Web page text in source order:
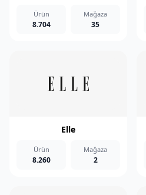
Ürün
8.704
Mağaza
35
Elle
Ürün
8.260
Mağaza
2